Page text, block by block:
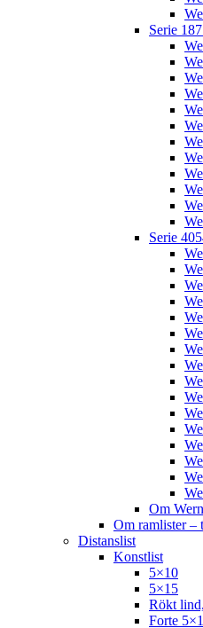
Serie
Serie
Om
Om ramlister –
Distanslist
Konstlist
5×10
5×15
Rökt
Forte